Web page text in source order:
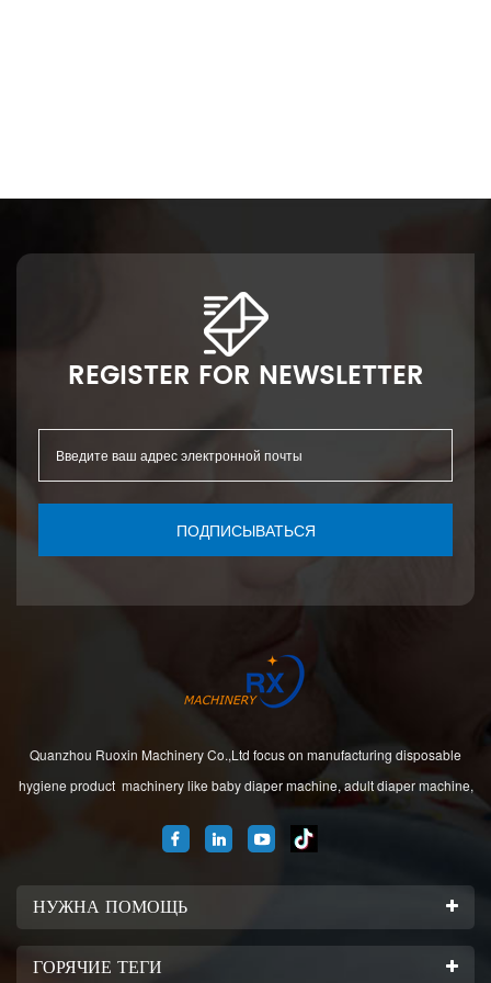
REGISTER FOR NEWSLETTER
ПОДПИСЫВАТЬСЯ
Quanzhou Ruoxin Machinery Co.,Ltd focus on manufacturing disposable
hygiene product machinery like baby diaper machine, adult diaper machine,
Fujian Province, China. And our company
НУЖНА ПОМОЩЬ
ГОРЯЧИЕ ТЕГИ